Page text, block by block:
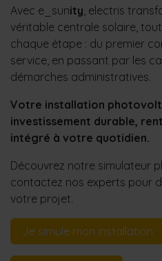
Avec e_sunity, electris
véritable centrale solaire,
chaque étape : du premier
service, en passant par les
démarches administratives.
Votre installation
investissement durable,
intégré à votre quotidien.
Découvrez notre simulateur
contactez nos experts pour
votre projet.
Je simule mon install ation